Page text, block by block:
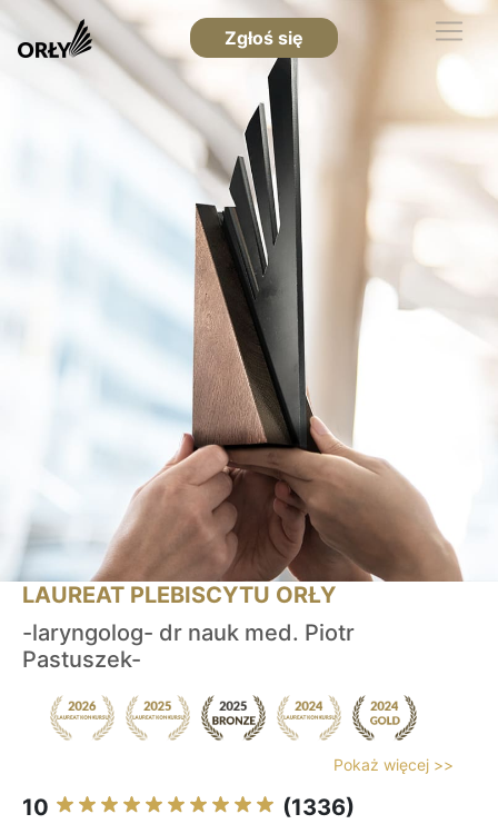
Zgłoś się
LAUREAT PLEBISCYTU ORŁY
-laryngolog- dr nauk med. Piotr
Pastuszek-
Pokaż więcej >>
10 (1336)